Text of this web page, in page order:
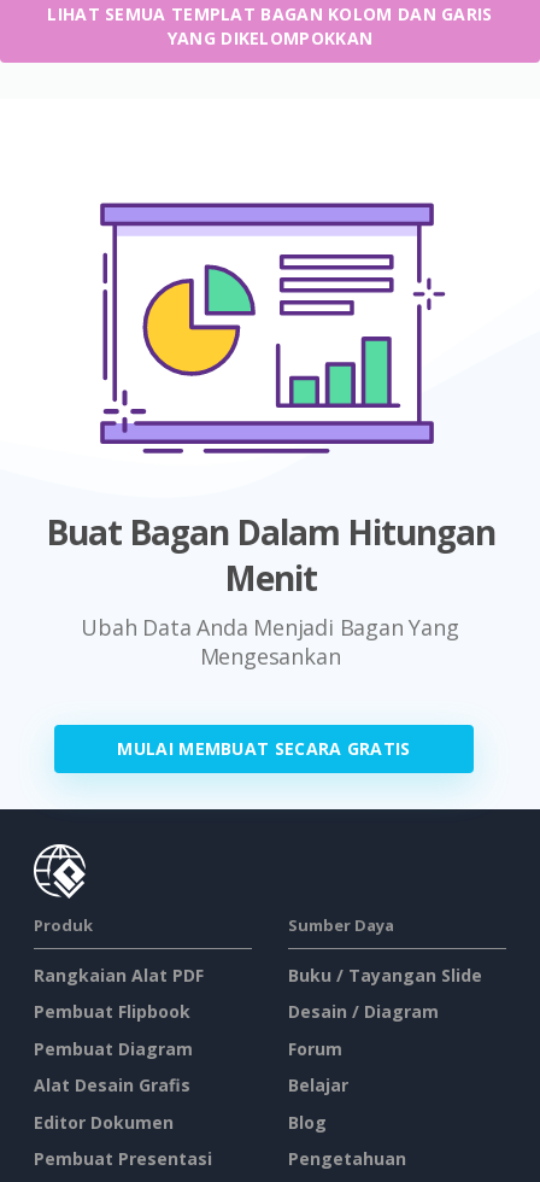
LIHAT SEMUA TEMPLAT BAGAN KOLOM DAN GARIS
YANG DIKELOMPOKKAN
Buat Bagan Dalam Hitungan
Menit
Ubah Data Anda Menjadi Bagan Yang
Mengesankan
MULAI MEMBUAT SECARA GRATIS
Produk
Rangkaian Alat PDF
Pembuat Flipbook
Pembuat Diagram
Alat Desain Grafis
Editor Dokumen
Pembuat Presentasi
Sumber Daya
Buku / Tayangan Slide
Desain / Diagram
Forum
Belajar
Blog
Pengetahuan